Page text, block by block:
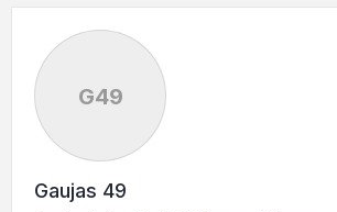
G49
Gaujas 49